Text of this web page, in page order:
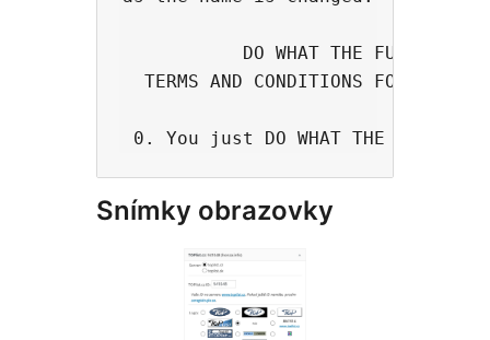
DO WHAT THE FUCK YOU
TERMS AND CONDITIONS FOR
Snímky obrazovky